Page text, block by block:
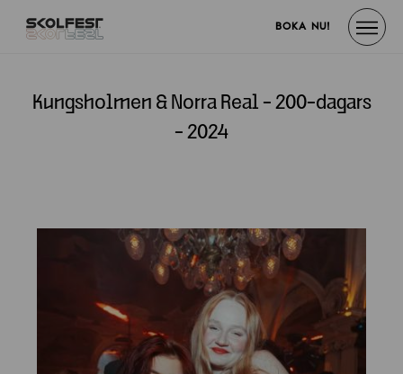
BOKA NU!
Kungsholmen & Norra Real - 200-dagars
- 2024